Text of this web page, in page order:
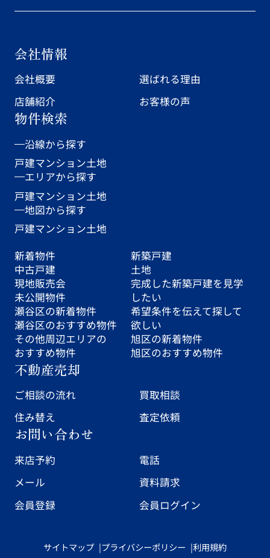
会社情報
会社概要
選ばれる理由
店舗紹介
お客様の声
物件検索
沿線から探す
戸建マンション土地
エリアから探す
戸建マンション土地
地図から探す
戸建マンション土地
新着物件
中古戸建
現地販売会
未公開物件
瀬谷区の新着物件
瀬谷区のおすすめ物件
その他周辺エリアの
おすすめ物件
新築戸建
土地
完成した新築戸建を見学
したい
希望条件を伝えて探して
欲しい
旭区の新着物件
旭区のおすすめ物件
不動産売却
ご相談の流れ
買取相談
住み替え
査定依頼
お問い合わせ
来店予約
電話
メール
資料請求
会員登録
会員ログイン
サイトマップ プライバシーポリシー 利用規約